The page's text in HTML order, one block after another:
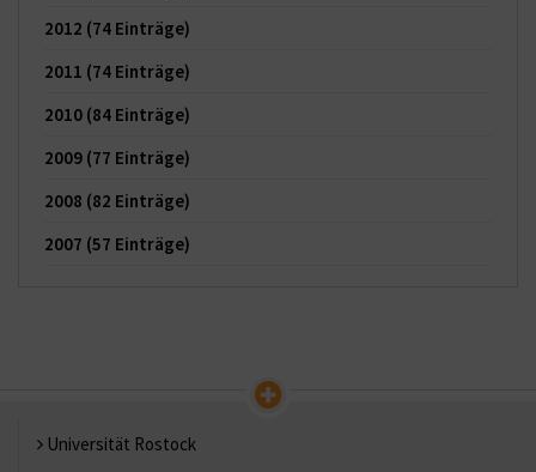
2012 (74 Einträge)
2011 (74 Einträge)
2010 (84 Einträge)
2009 (77 Einträge)
2008 (82 Einträge)
2007 (57 Einträge)
Universität Rostock